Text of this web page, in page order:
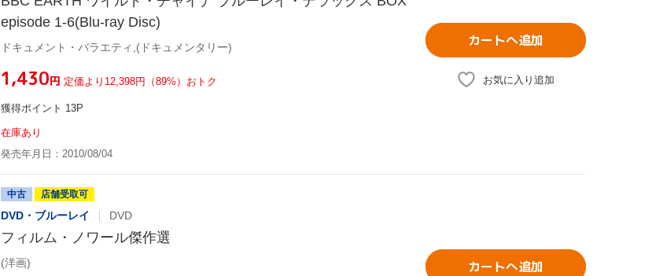
episode 1-6(Blu-ray Disc)
ドキュメント・バラエティ,(ドキュメンタリー)
¥1,430円 定価より12,398円（89%）おトク
獲得ポイント 13P
在庫あり
発売年月日：2010/08/04
カートへ追加
お気に入り追加
中古 店舗受取可
DVD・ブルーレイ DVD
フィルム・ノワール傑作選
(洋画) カートへ追加